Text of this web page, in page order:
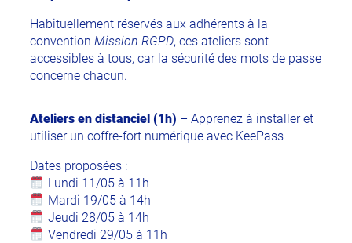
Habituellement réservés aux adhérents à la
convention Mission RGPD, ces ateliers sont
accessibles à tous, car la sécurité des mots de passe
concerne chacun.
Ateliers en distanciel (1h) – Apprenez à installer et
utiliser un coffre-fort numérique avec KeePass
Dates proposées :
Lundi 11/05 à 11h
Mardi 19/05 à 14h
Jeudi 28/05 à 14h
Vendredi 29/05 à 11h